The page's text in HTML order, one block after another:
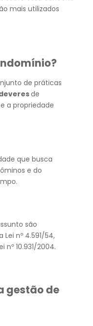
mais utilizados
de práticas
de
a propriedade
que busca
e do
são
nº 4.591/54,
nº 10.931/2004.
gestão de